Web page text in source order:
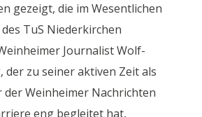
gezeigt, die im Wesentlichen
TuS Niederkirchen
Journalist Wolf-
der zu seiner aktiven Zeit als
Weinheimer Nachrichten
eng begleitet hat,